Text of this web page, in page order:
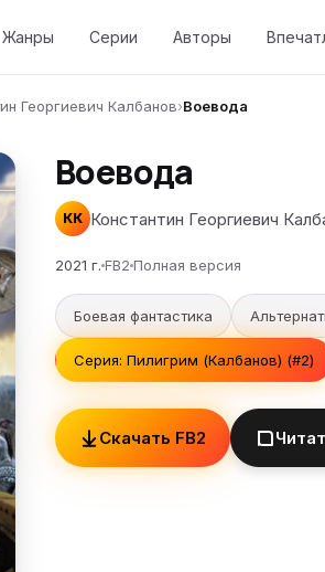
Жанры Серии Авторы
Георгиевич Калбанов›Воевода
Воевода
КК Константин Георгиевич
2021 г. FB2 Полная версия
Боевая фантастика
Серия: Пилигрим (Калбанов) (#2)
Скачать FB2